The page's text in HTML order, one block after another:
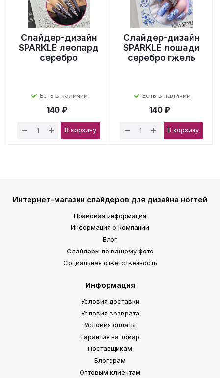
Слайдер-дизайн
SPARKLE леопард
серебро
Есть в наличии
140 ₽
В корзину
Слайдер-дизайн
SPARKLE лошади
серебро гжель
Есть в наличии
140 ₽
В корзину
Интернет-магазин слайдеров для дизайна ногтей
Правовая информация
Информация о компании
Блог
Слайдеры по вашему фото
Социальная ответственность
Информация
Условия доставки
Условия возврата
Условия оплаты
Гарантия на товар
Поставщикам
Блогерам
Оптовым клиентам